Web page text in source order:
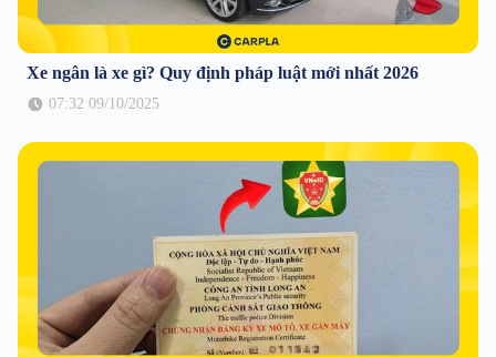
Xe ngân là xe gì? Quy định pháp luật mới nhất 2026
07:32 09/10/2025